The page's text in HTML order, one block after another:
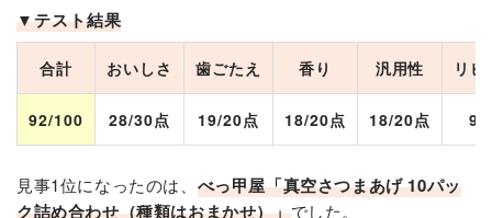
▼テスト結果
合計 おいしさ 歯ごたえ 香り 汎用性 リ
92/100 28/30点 19/20点 18/20点 18/20点 9/
見事1位になったのは、 べっ甲屋「真空さつまあげ 10パッ
ク詰め合わせ（種類はおまかせ）」でした​。